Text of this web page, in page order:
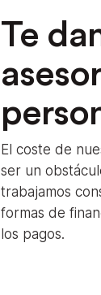
Te
El coste de
ser un
trabajamos
formas de
los pagos.